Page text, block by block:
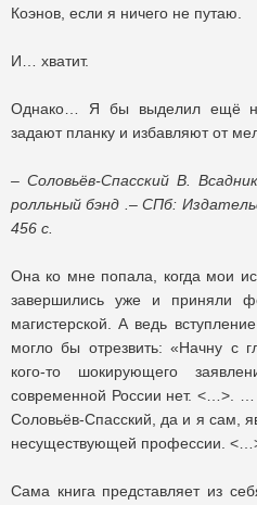
Коэнов, если я ничего не путаю.
И… хватит.
Однако… Я бы выделил ещё
задают планку и избавляют от
– Соловьёв-Спасский В.
ролльный бэнд .– СПб:
456 с.
Она ко мне попала, когда мои
завершились уже и приняли
магистерской. А ведь
могло бы отрезвить: «Начну с
кого-то шокирующего
современной России нет. <…>. …
Соловьёв-Спасский, да и я сам,
несуществующей профессии.
Сама книга представляет из